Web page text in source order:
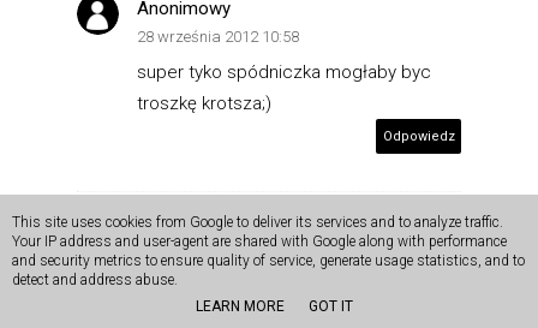
Anonimowy
28 września 2012 10:58
super tyko spódniczka mogłaby byc
troszkę krotsza;)
Odpowiedz
misha
28 września 2012 13:27
This site uses cookies from Google to deliver its services and to analyze traffic.
Your IP address and user-agent are shared with Google along with performance
and security metrics to ensure quality of service, generate usage statistics, and to
detect and address abuse.
LEARN MORE
GOT IT